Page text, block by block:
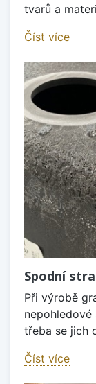
tvarů a
Číst více
Spodní
Při výrobě
nepohledové
třeba se jich
Číst více